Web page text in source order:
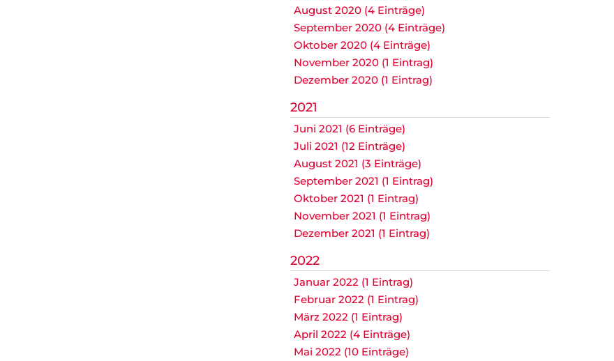
August 2020 (4 Einträge)
September 2020 (4 Einträge)
Oktober 2020 (4 Einträge)
November 2020 (1 Eintrag)
Dezember 2020 (1 Eintrag)
2021
Juni 2021 (6 Einträge)
Juli 2021 (12 Einträge)
August 2021 (3 Einträge)
September 2021 (1 Eintrag)
Oktober 2021 (1 Eintrag)
November 2021 (1 Eintrag)
Dezember 2021 (1 Eintrag)
2022
Januar 2022 (1 Eintrag)
Februar 2022 (1 Eintrag)
März 2022 (1 Eintrag)
April 2022 (4 Einträge)
Mai 2022 (10 Einträge)